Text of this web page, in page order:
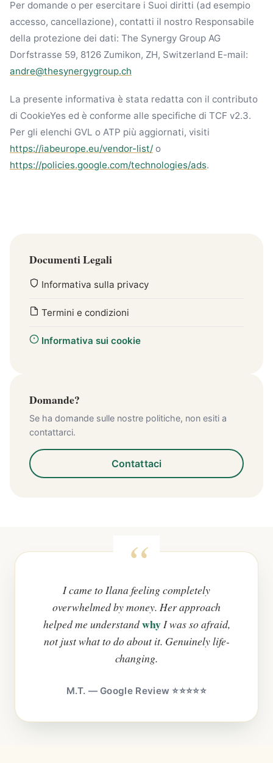
Per domande o per esercitare i Suoi diritti (ad esempio
accesso, cancellazione), contatti il nostro Responsabile
della protezione dei dati: The Synergy Group AG
Dorfstrasse 59, 8126 Zumikon, ZH, Switzerland E-mail:
andre@thesynergygroup.ch
La presente informativa è stata redatta con il contributo
di CookieYes ed è conforme alle specifiche di TCF v2.3.
Per gli elenchi GVL o ATP più aggiornati, visiti
https://iabeurope.eu/vendor-list/ o
https://policies.google.com/technologies/ads.
Documenti Legali
Informativa sulla privacy
Termini e condizioni
Informativa sui cookie
Domande?
Se ha domande sulle nostre politiche, non esiti a
contattarci.
Contattaci
I came to Ilana feeling completely
overwhelmed by money. Her approach
helped me understandwhyI was so afraid,
not just what to do about it. Genuinely life-
changing.
M.T. — Google Review ⭐⭐⭐⭐⭐